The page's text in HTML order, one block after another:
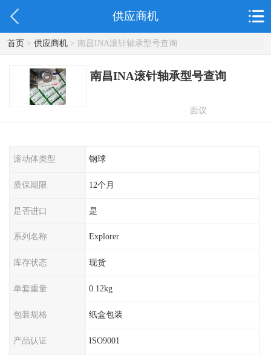
供应商机
首页> 供应商机> 南昌INA滚针轴承型号查询
南昌INA滚针轴承型号查询
面议
滚动体类型 钢球
质保期限 12个月
是否进口 是
系列名称 Explorer
库存状态 现货
单套重量 0.12kg
包装规格 纸盒包装
产品认证 ISO9001